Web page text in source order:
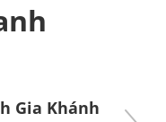
Gia Khánh